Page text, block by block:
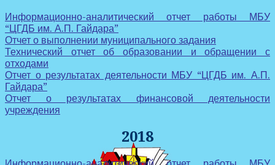
Информационно-аналитический отчет работы МБУ
“ЦГДБ им. А.П. Гайдара”
Отчет о выполнении муниципального задания
Технический отчет об образовании и обращении с
отходами
Отчет о результатах деятельности МБУ “ЦГДБ им. А.П.
Гайдара”
Отчет о результатах финансовой деятельности
учреждения
2018